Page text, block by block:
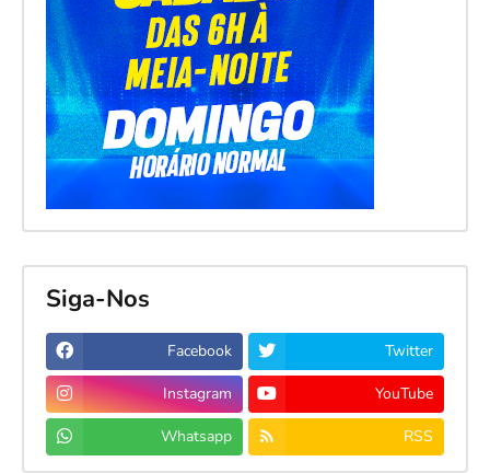
Siga-Nos
Facebook Twitter
Instagram YouTube
Whatsapp RSS